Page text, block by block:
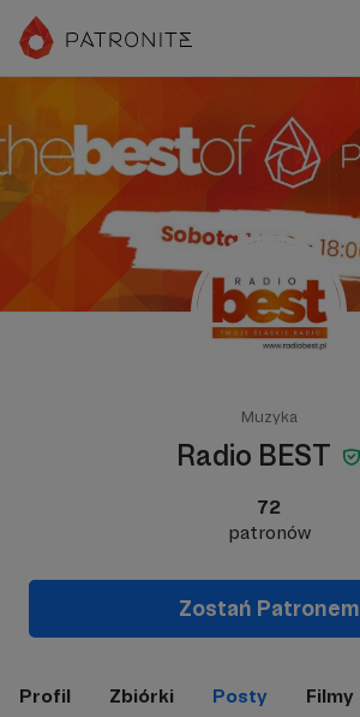
Muzyka
Radio BEST
72
patronów
Zostań Patronem
Profil Zbiórki Posty Filmy